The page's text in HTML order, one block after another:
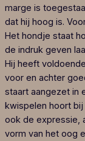
marge is
dat hij hoog is.
Het hondje staat
de indruk geven
Hij heeft
voor en achter
staart aangezet in
kwispelen hoort bij
ook de expressie,
vorm van het oog